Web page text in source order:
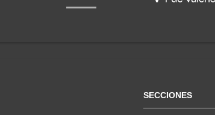
SECCIONES